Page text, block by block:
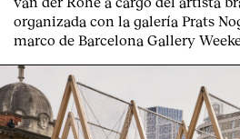
organizada con la galería Prats
marco de Barcelona Gallery